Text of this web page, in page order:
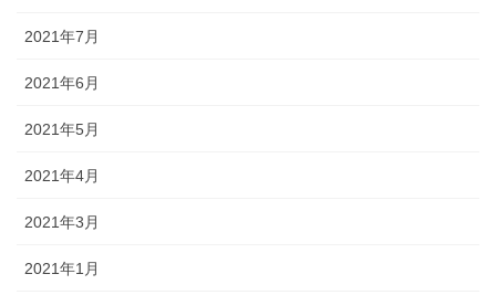
2021年7月
2021年6月
2021年5月
2021年4月
2021年3月
2021年1月